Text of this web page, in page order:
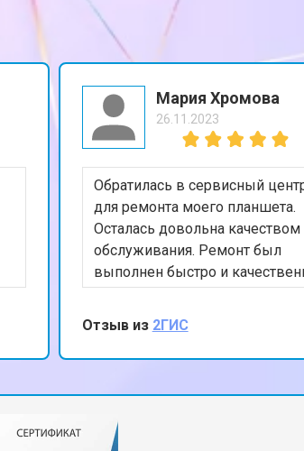
Мария Хромова
26.11.2023
Обратилась в сервисный
для ремонта моего планшета.
Осталась довольна качеством
обслуживания. Ремонт был
выполнен быстро и
персонал был очень вежлив и
отзывчив. Спасибо за вашу
внимание к клиентам!
Отзыв из 2ГИС